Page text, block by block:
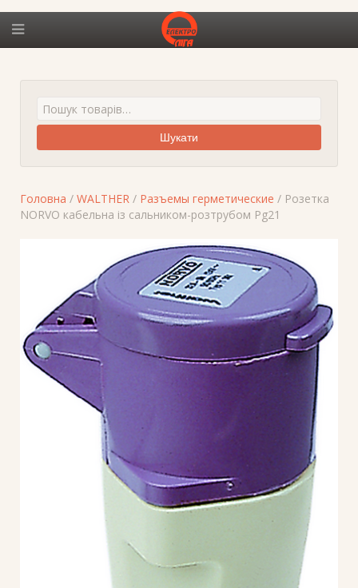
Шукати
Головна / WALTHER / Разъемы герметические / Розетка
NORVO кабельна із сальником-розтрубом Pg21